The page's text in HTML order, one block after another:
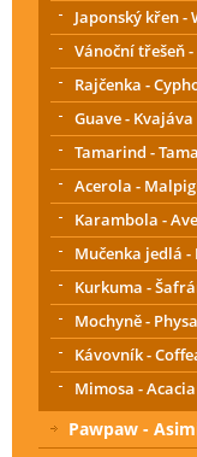
Japonský křen -
Vánoční třešeň
Rajčenka -
Guave - Kvajáva
Tamarind -
Acerola -
Karambola -
Mučenka jedlá
Kurkuma -
Mochyně -
Kávovník -
Mimosa -
Pawpaw -